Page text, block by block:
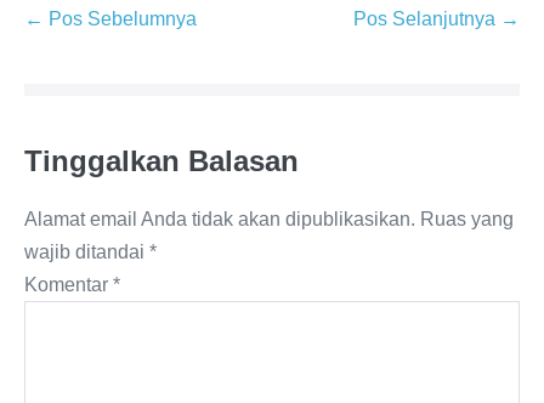
← Pos Sebelumnya Pos Selanjutnya →
Tinggalkan Balasan
Alamat email Anda tidak akan dipublikasikan. Ruas yang
wajib ditandai *
Komentar *